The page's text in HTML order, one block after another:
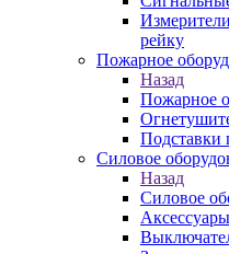
рейку
Пожарное
Назад
Пожарное
Подставки
Силовое
Назад
Силовое